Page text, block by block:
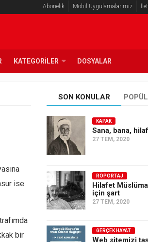
Abonelik Mobil Uygulamalarımız
KATEGORILER DOSYALAR
ise
bir
SON KONULAR
KAPAK
Sana, bana,
27 TEM, 2020
RÖPORTAJ
Hilafet
için şart
27 TEM, 2020
GERÇEK HAYAT
Web sitemizi